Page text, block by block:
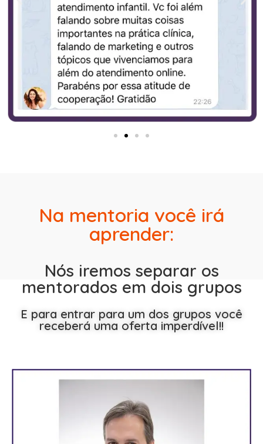
Na mentoria você irá
aprender:
Nós iremos separar os
mentorados em dois grupos
E para entrar para um dos grupos você
receberá uma oferta imperdível!!